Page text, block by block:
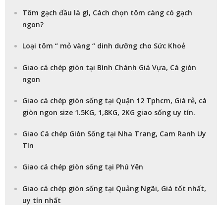
Tôm gạch đầu là gì, Cách chọn tôm càng có gạch
ngon?
Loại tôm “ mỏ vàng “ dinh dưỡng cho Sức Khoẻ
Giao cá chép giòn tại Bình Chánh Giá Vựa, Cá giòn
ngon
Giao cá chép giòn sống tại Quận 12 Tphcm, Giá rẻ, cá
giòn ngon size 1.5KG, 1,8KG, 2KG giao sống uy tín.
Giao Cá chép Giòn Sống tại Nha Trang, Cam Ranh Uy
Tín
Giao cá chép giòn sống tại Phú Yên
Giao cá chép giòn sống tại Quảng Ngãi, Giá tốt nhất,
uy tín nhất